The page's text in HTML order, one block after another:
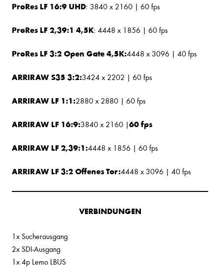
ProRes LF 16:9 UHD: 3840 x 2160 | 60 fps
ProRes LF 2,39:1 4,5K: 4448 x 1856 | 60 fps
ProRes LF 3:2 Open Gate 4,5K:4448 x 3096 | 40 fps
ARRIRAW S35 3:2:3424 x 2202 | 60 fps
ARRIRAW LF 1:1:2880 x 2880 | 60 fps
ARRIRAW LF 16:9:3840 x 2160 |60 fps
ARRIRAW LF 2,39:1:4448 x 1856 | 60 fps
ARRIRAW LF 3:2 Offenes Tor:4448 x 3096 | 40 fps
VERBINDUNGEN
1x Sucherausgang
2x SDI-Ausgang
1x 4p Lemo LBUS